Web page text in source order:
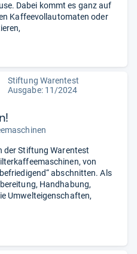
Dabei kommt es ganz auf
Kaffeevollautomaten oder
Stiftung Warentest
Ausgabe: 11/2024
der Stiftung Warentest
von
abschnitten. Als
Handhabung,
Umwelteigenschaften,